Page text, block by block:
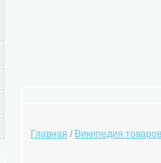
Главная / Википедия товаров